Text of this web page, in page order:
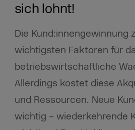
sich lohnt!
Die Kund:innengewinnung
wichtigsten Faktoren für
betriebswirtschaftliche
Allerdings kostet diese
und Ressourcen. Neue
wichtig – wiederkehrende